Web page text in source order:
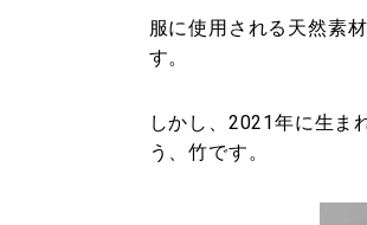
服に使用される天然素
す。
しかし、2021年に生ま
う、竹です。